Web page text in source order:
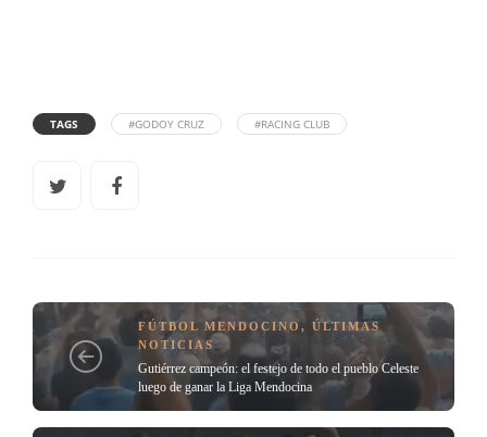
TAGS #GODOY CRUZ #RACING CLUB
FÚTBOL MENDOCINO , ÚLTIMAS
NOTICIAS
Gutiérrez campeón: el festejo de todo el pueblo Celeste
luego de ganar la Liga Mendocina